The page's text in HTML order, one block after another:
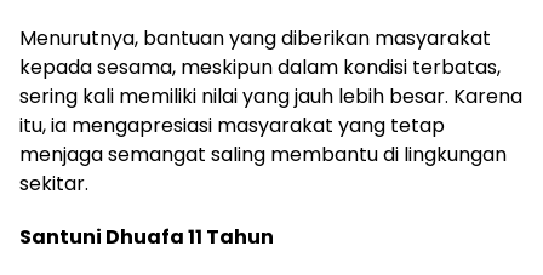
Menurutnya, bantuan yang diberikan masyarakat
kepada sesama, meskipun dalam kondisi terbatas,
sering kali memiliki nilai yang jauh lebih besar. Karena
itu, ia mengapresiasi masyarakat yang tetap
menjaga semangat saling membantu di lingkungan
sekitar.
Santuni Dhuafa 11 Tahun